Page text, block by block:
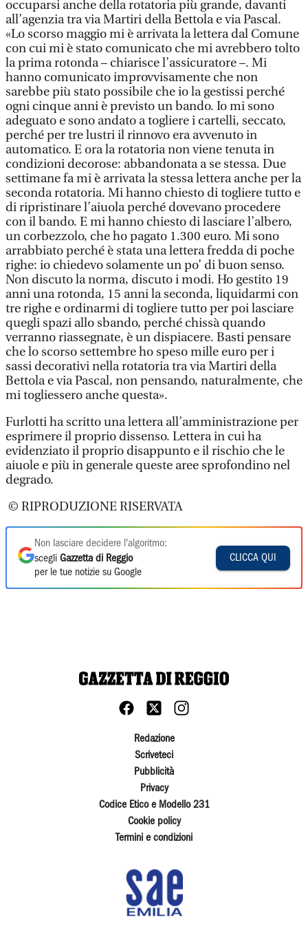
occuparsi anche della rotatoria più grande, davanti
all’agenzia tra via Martiri della Bettola e via Pascal.
«Lo scorso maggio mi è arrivata la lettera dal Comune
con cui mi è stato comunicato che mi avrebbero tolto
la prima rotonda – chiarisce l’assicuratore –. Mi
hanno comunicato improvvisamente che non
sarebbe più stato possibile che io la gestissi perché
ogni cinque anni è previsto un bando. Io mi sono
adeguato e sono andato a togliere i cartelli, seccato,
perché per tre lustri il rinnovo era avvenuto in
automatico. E ora la rotatoria non viene tenuta in
condizioni decorose: abbandonata a se stessa. Due
settimane fa mi è arrivata la stessa lettera anche per la
seconda rotatoria. Mi hanno chiesto di togliere tutto e
di ripristinare l’aiuola perché dovevano procedere
con il bando. E mi hanno chiesto di lasciare l’albero,
un corbezzolo, che ho pagato 1.300 euro. Mi sono
arrabbiato perché è stata una lettera fredda di poche
righe: io chiedevo solamente un po’ di buon senso.
Non discuto la norma, discuto i modi. Ho gestito 19
anni una rotonda, 15 anni la seconda, liquidarmi con
tre righe e ordinarmi di togliere tutto per poi lasciare
quegli spazi allo sbando, perché chissà quando
verranno riassegnate, è un dispiacere. Basti pensare
che lo scorso settembre ho speso mille euro per i
sassi decorativi nella rotatoria tra via Martiri della
Bettola e via Pascal, non pensando, naturalmente, che
mi togliessero anche questa».
Furlotti ha scritto una lettera all’amministrazione per
esprimere il proprio dissenso. Lettera in cui ha
evidenziato il proprio disappunto e il rischio che le
aiuole e più in generale queste aree sprofondino nel
degrado.
© RIPRODUZIONE RISERVATA
Non lasciare decidere l'algoritmo:
scegli Gazzetta di Reggio
per le tue notizie su Google
CLICCA QUI
Redazione
Scriveteci
Pubblicità
Privacy
Codice Etico e Modello 231
Cookie policy
Termini e condizioni